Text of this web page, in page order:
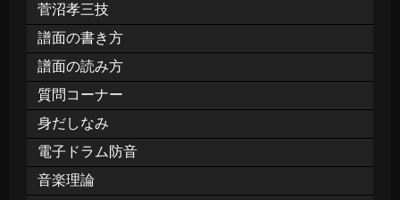
菅沼孝三技
譜面の書き方
譜面の読み方
質問コーナー
身だしなみ
電子ドラム防音
音楽理論